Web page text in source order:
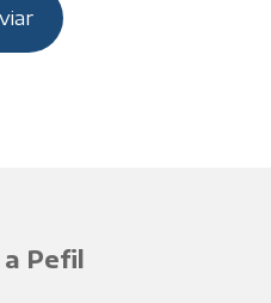
a Pefil